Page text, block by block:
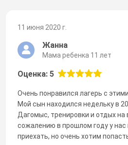
11 июня 2020 г.
Жанна
Мама ребенка 11 лет
Оценка: 5
Очень понравился лагерь с
Мой сын находился недельку в
Дагомыс, тренировки и отдых
сожалению в прошлом году у нас
приехать, но очень хотим